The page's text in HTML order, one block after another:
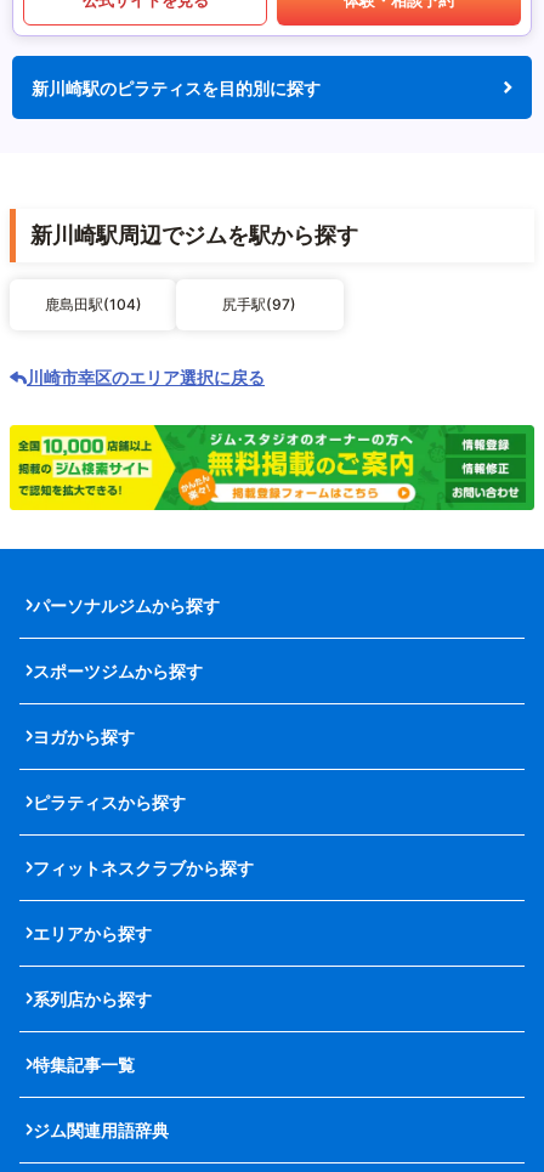
新川崎駅のピラティスを目的別に探す
新川崎駅周辺でジムを駅から探す
鹿島田駅(104) 尻手駅(97)
川崎市幸区のエリア選択に戻る
パーソナルジムから探す
スポーツジムから探す
ヨガから探す
ピラティスから探す
フィットネスクラブから探す
エリアから探す
系列店から探す
特集記事一覧
ジム関連用語辞典